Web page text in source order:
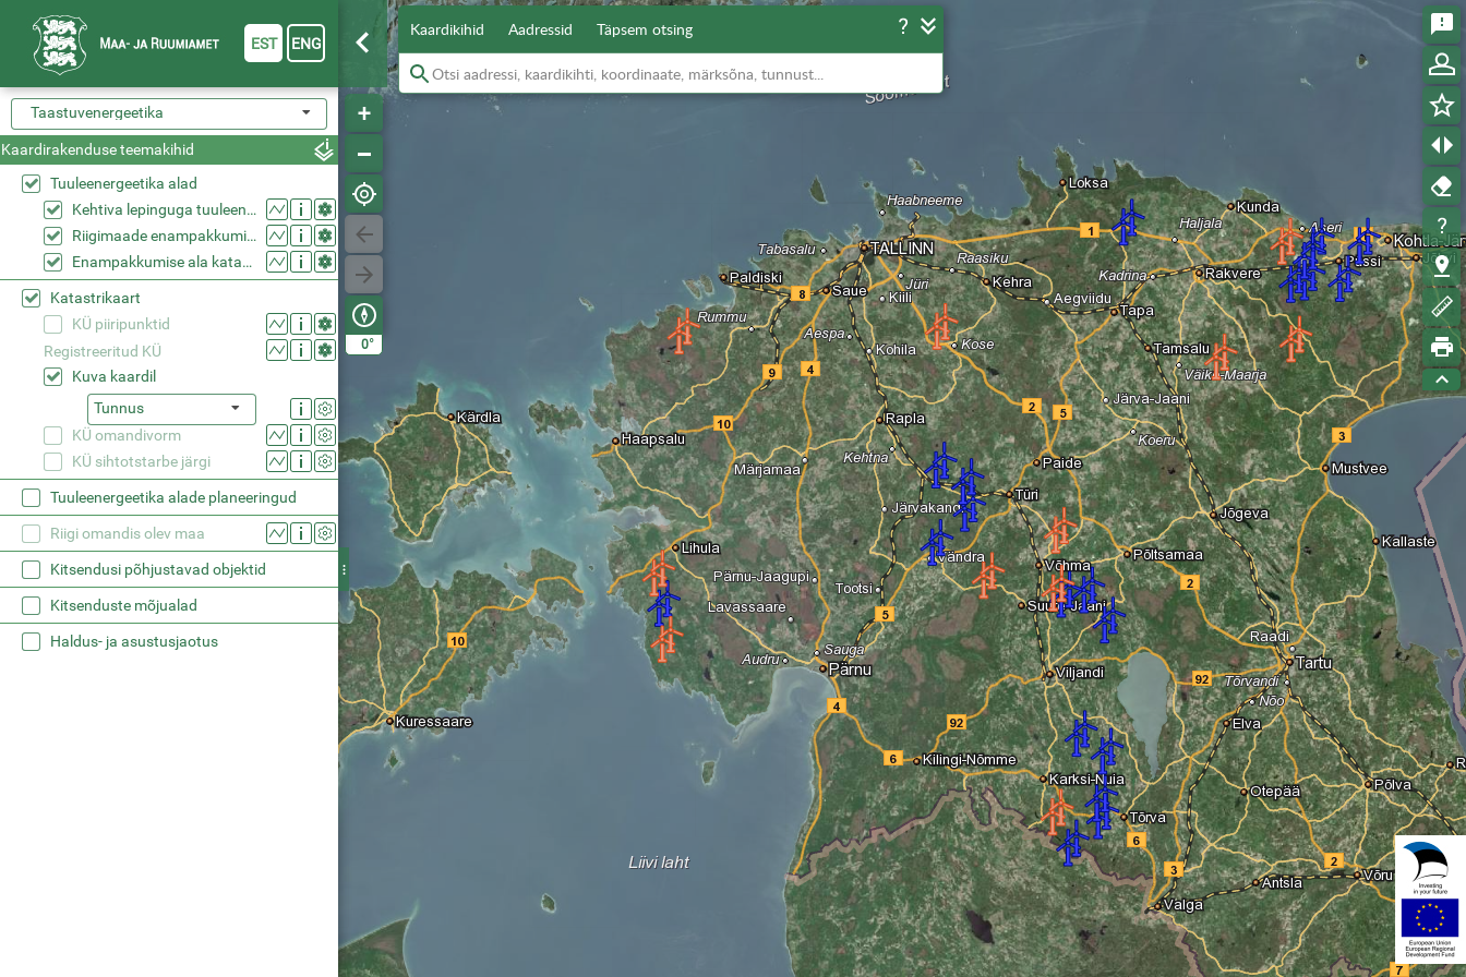
0°
Kaardikihid Aadressid Täpsem otsing
Taastuvenergeetika
Kaardirakenduse teemakihid
Tuuleenergeetika alad
Kehtiva lepinguga tuuleenergeetika alad riigimaal
Riigimaade enampakkumise alad 2026
Enampakkumise ala katastriüksustel
Katastrikaart
KÜ piiripunktid
Registreeritud KÜ
Kuva kaardil
Tunnus
KÜ omandivorm
KÜ sihtotstarbe järgi
Tuuleenergeetika alade planeeringud
Riigi omandis olev maa
Kitsendusi põhjustavad objektid
Kitsenduste mõjualad
Haldus- ja asustusjaotus
EST ENG